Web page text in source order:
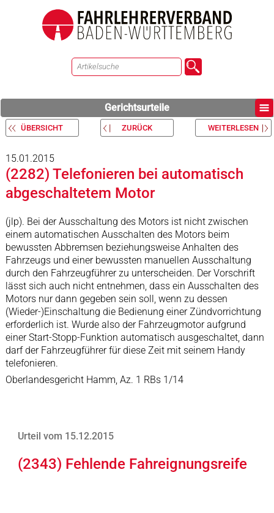
Gerichtsurteile
ÜBERSICHT ZURÜCK WEITERLESEN
15.01.2015
(2282) Telefonieren bei automatisch
abgeschaltetem Motor
(jlp). Bei der Ausschaltung des Motors ist nicht zwischen
einem automatischen Ausschalten des Motors beim
bewussten Abbremsen beziehungsweise Anhalten des
Fahrzeugs und einer bewussten manuellen Ausschaltung
durch den Fahrzeugführer zu unterscheiden. Der Vorschrift
lässt sich auch nicht entnehmen, dass ein Ausschalten des
Motors nur dann gegeben sein soll, wenn zu dessen
(Wieder-)Einschaltung die Bedienung einer Zündvorrichtung
erforderlich ist. Wurde also der Fahrzeugmotor aufgrund
einer Start-Stopp-Funktion automatisch ausgeschaltet, dann
darf der Fahrzeugführer für diese Zeit mit seinem Handy
telefonieren.
Oberlandesgericht Hamm, Az. 1 RBs 1/14
Urteil vom 15.12.2015
(2343) Fehlende Fahreignungsreife